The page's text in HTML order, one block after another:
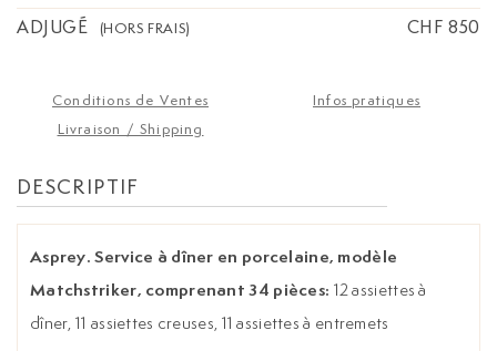
ADJUGÉ (HORS FRAIS) CHF 850
Conditions de Ventes
Infos pratiques
Livraison / Shipping
DESCRIPTIF
Asprey. Service à dîner en porcelaine, modèle
Matchstriker, comprenant 34 pièces: 12 assiettes à
dîner, 11 assiettes creuses, 11 assiettes à entremets